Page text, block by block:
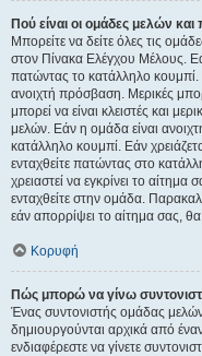
Πού είναι οι ομάδες μελών
Μπορείτε να δείτε όλες τις
στον Πίνακα Ελέγχου Μέλους.
πατώντας το κατάλληλο
ανοιχτή πρόσβαση. Μερικές
μπορεί να είναι κλειστές και
μελών. Εάν η ομάδα είναι
κατάλληλο κουμπί. Εάν
ενταχθείτε πατώντας στο
χρειαστεί να εγκρίνει το αίτημα
ενταχθείτε στην ομάδα.
εάν απορρίψει το αίτημα σας,
Κορυφή
Πώς μπορώ να γίνω
Ένας συντονιστής ομάδας
δημιουργούνται αρχικά από
ενδιαφέρεστε να γίνετε